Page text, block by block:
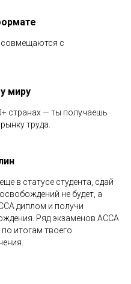
совмещаются с
миру
странах — ты получаешь
труда.
в статусе студента, сдай
не будет, а
диплом и получи
Ряд экзаменов ACCA
итогам твоего